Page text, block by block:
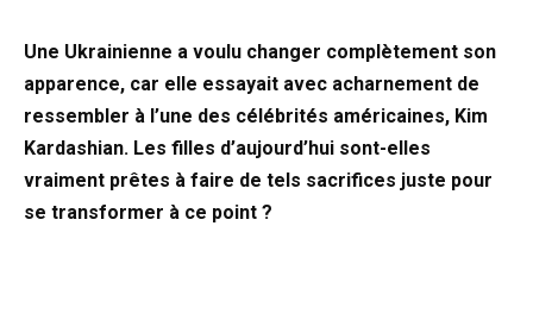
Une Ukrainienne a voulu changer complètement son
apparence, car elle essayait avec acharnement de
ressembler à l’une des célébrités américaines, Kim
Kardashian. Les filles d’aujourd’hui sont-elles
vraiment prêtes à faire de tels sacrifices juste pour
se transformer à ce point ?